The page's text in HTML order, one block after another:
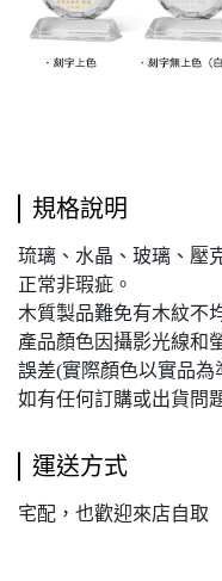
規格說明
琉璃、水晶、玻璃、壓
正常非瑕疵。
木質製品難免有木紋不
產品顏色因攝影光線和
誤差(實際顏色以實品為
如有任何訂購或出貨問
運送方式
宅配，也歡迎來店自取